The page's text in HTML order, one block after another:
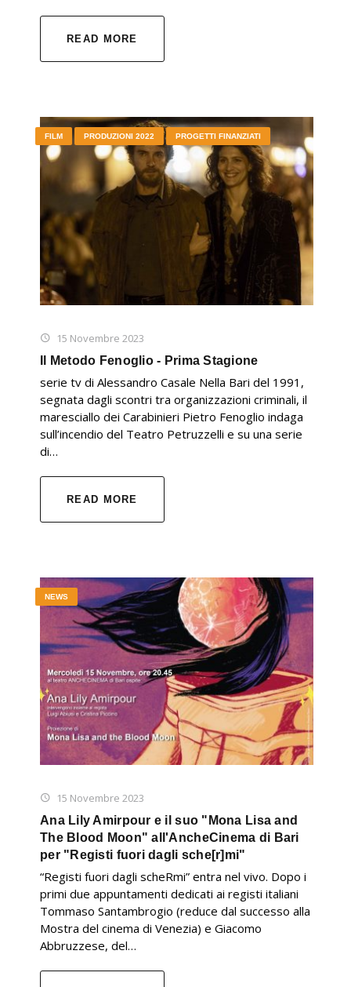
READ MORE
15 Novembre 2023
FILM PRODUZIONI 2022 PROGETTI FINANZIATI
Il Metodo Fenoglio - Prima Stagione
serie tv di Alessandro Casale Nella Bari del 1991,
segnata dagli scontri tra organizzazioni criminali, il
maresciallo dei Carabinieri Pietro Fenoglio indaga
sull’incendio del Teatro Petruzzelli e su una serie
di…
READ MORE
15 Novembre 2023
NEWS
Ana Lily Amirpour e il suo "Mona Lisa and
The Blood Moon" all'AncheCinema di Bari
per "Registi fuori dagli sche[r]mi"
“Registi fuori dagli scheRmi” entra nel vivo. Dopo i
primi due appuntamenti dedicati ai registi italiani
Tommaso Santambrogio (reduce dal successo alla
Mostra del cinema di Venezia) e Giacomo
Abbruzzese, del…